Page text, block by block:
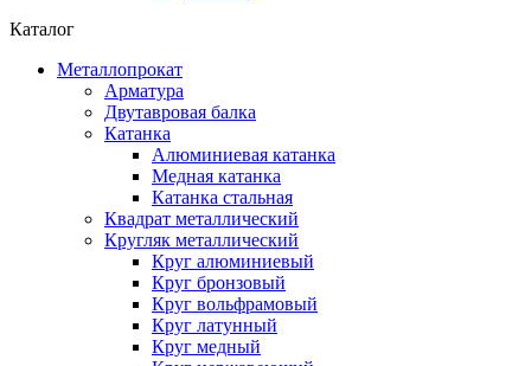
Каталог
Металлопрокат
Арматура
Двутавровая балка
Катанка
Алюминиевая катанка
Медная катанка
Катанка стальная
Квадрат металлический
Кругляк металлический
Круг алюминиевый
Круг бронзовый
Круг вольфрамовый
Круг латунный
Круг медный